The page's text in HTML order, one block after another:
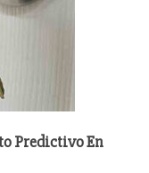
Predictivo En